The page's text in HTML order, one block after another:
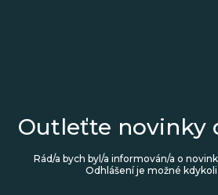
Outleťte novinky
Rád/a bych byl/a informován/a o
Odhlášení je možné